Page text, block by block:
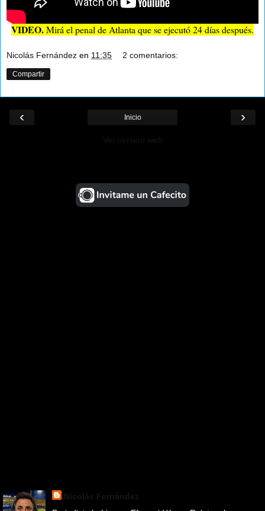
VIDEO.Mirá el penal de Atlanta que se ejecutó 24 días después.
Nicolás Fernández en 11:35 2 comentarios:
Compartir
‹ ›
Inicio